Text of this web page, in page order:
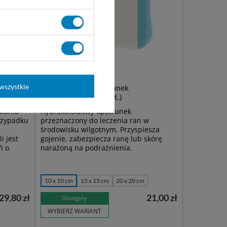
jest
o
29,80 zł
Comfeel Plus - opatrunek
hydrokoloidowy (1 szt.)
Hydrokoloidowy opatrunek
przeznaczony do leczenia ran w
środowisku wilgotnym. Przyspiesza
gojenie, zabezpiecza ranę lub skórę
narażoną na podrażnienia.
10 x 10 cm 15 x 15 cm 20 x 20 cm
Dostępny
WYBIERZ WARIANT
21,00 zł